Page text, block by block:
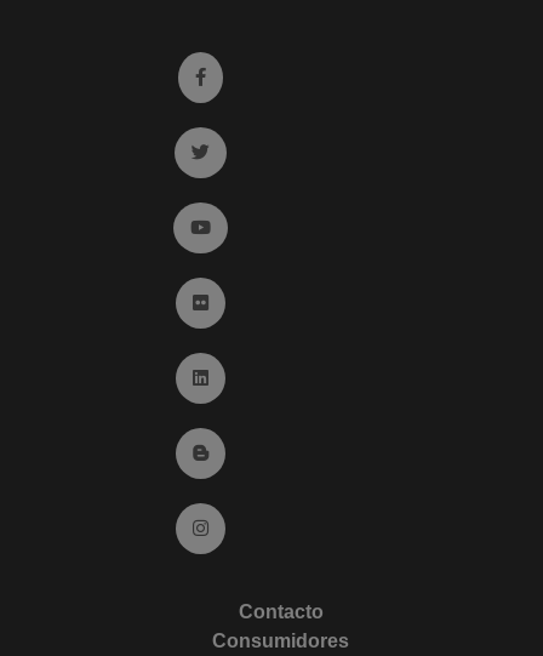
Ir a facebook (abre en ventana nueva)
Ir a twitter (abre en ventana nueva)
Ir a YouTube (abre en ventana nueva)
Ir a Flickr (abre en ventana nueva)
Ir a Linkedin (abre en ventana nueva)
Ir al Blog (abre en ventana nueva)
Ir a Instagram (abre en ventana nueva)
Contacto
Consumidores